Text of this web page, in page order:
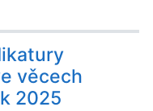
věcech
2025